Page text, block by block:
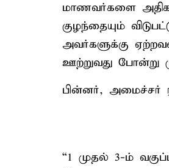
மாணவர்களை
குழந்தையும்
அவர்களுக்கு
ஊற்றுவது போன்று
பின்னர், அமைச்சர்
“1 முதல் 3-ம்